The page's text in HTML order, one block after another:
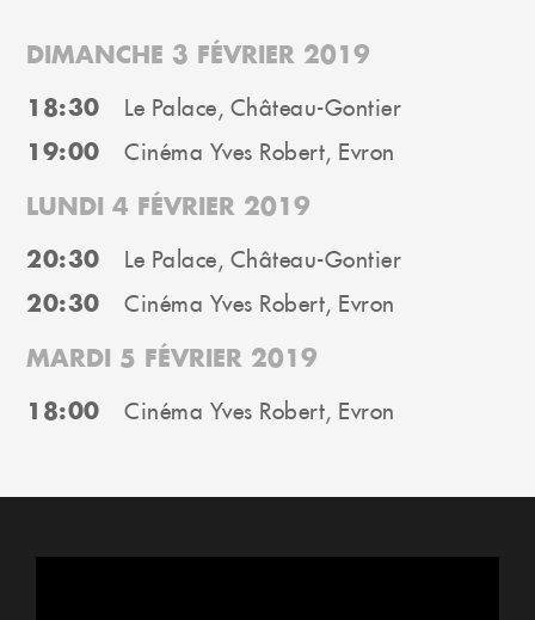
DIMANCHE 3 FÉVRIER 2019
18:30 Le Palace, Château-Gontier
19:00 Cinéma Yves Robert, Evron
LUNDI 4 FÉVRIER 2019
20:30 Le Palace, Château-Gontier
20:30 Cinéma Yves Robert, Evron
MARDI 5 FÉVRIER 2019
18:00 Cinéma Yves Robert, Evron